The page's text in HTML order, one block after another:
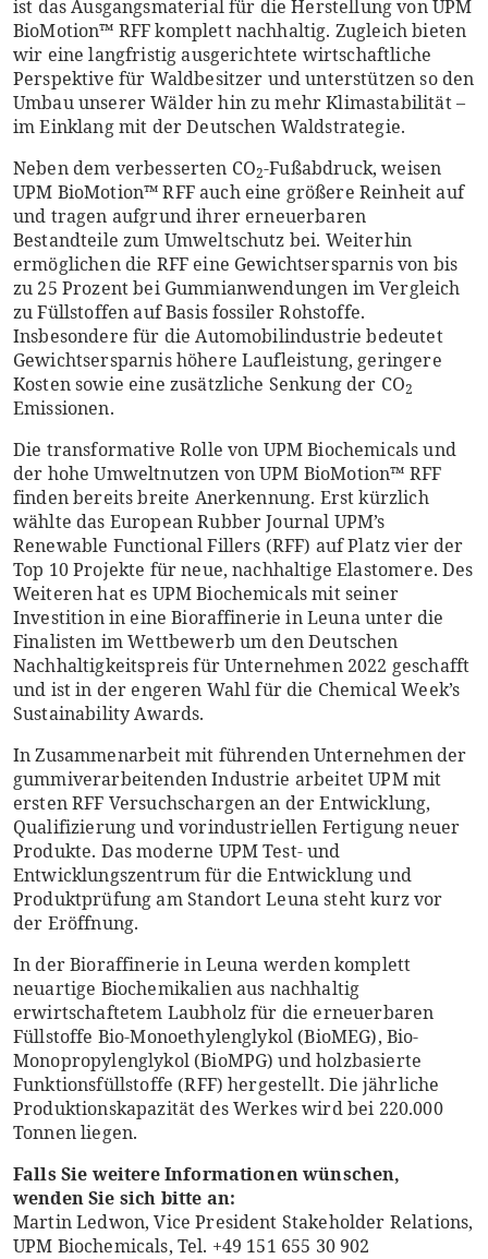
ist das Ausgangsmaterial für die Herstellung von UPM
BioMotion™ RFF komplett nachhaltig. Zugleich bieten
wir eine langfristig ausgerichtete wirtschaftliche
Perspektive für Waldbesitzer und unterstützen so den
Umbau unserer Wälder hin zu mehr Klimastabilität –
im Einklang mit der Deutschen Waldstrategie.
Neben dem verbesserten CO2-Fußabdruck, weisen
UPM BioMotion™ RFF auch eine größere Reinheit auf
und tragen aufgrund ihrer erneuerbaren
Bestandteile zum Umweltschutz bei. Weiterhin
ermöglichen die RFF eine Gewichtsersparnis von bis
zu 25 Prozent bei Gummianwendungen im Vergleich
zu Füllstoffen auf Basis fossiler Rohstoffe.
Insbesondere für die Automobilindustrie bedeutet
Gewichtsersparnis höhere Laufleistung, geringere
Kosten sowie eine zusätzliche Senkung der CO2
Emissionen.
Die transformative Rolle von UPM Biochemicals und
der hohe Umweltnutzen von UPM BioMotion™ RFF
finden bereits breite Anerkennung. Erst kürzlich
wählte das European Rubber Journal UPM’s
Renewable Functional Fillers (RFF) auf Platz vier der
Top 10 Projekte für neue, nachhaltige Elastomere. Des
Weiteren hat es UPM Biochemicals mit seiner
Investition in eine Bioraffinerie in Leuna unter die
Finalisten im Wettbewerb um den Deutschen
Nachhaltigkeitspreis für Unternehmen 2022 geschafft
und ist in der engeren Wahl für die Chemical Week’s
Sustainability Awards.
In Zusammenarbeit mit führenden Unternehmen der
gummiverarbeitenden Industrie arbeitet UPM mit
ersten RFF Versuchschargen an der Entwicklung,
Qualifizierung und vorindustriellen Fertigung neuer
Produkte. Das moderne UPM Test- und
Entwicklungszentrum für die Entwicklung und
Produktprüfung am Standort Leuna steht kurz vor
der Eröffnung.
In der Bioraffinerie in Leuna werden komplett
neuartige Biochemikalien aus nachhaltig
erwirtschaftetem Laubholz für die erneuerbaren
Füllstoffe Bio-Monoethylenglykol (BioMEG), Bio-
Monopropylenglykol (BioMPG) und holzbasierte
Funktionsfüllstoffe (RFF) hergestellt. Die jährliche
Produktionskapazität des Werkes wird bei 220.000
Tonnen liegen.
Falls Sie weitere Informationen wünschen,
wendenSie sich bitte an:
Martin Ledwon, Vice President Stakeholder Relations,
UPM Biochemicals, Tel. +49 151 655 30 902